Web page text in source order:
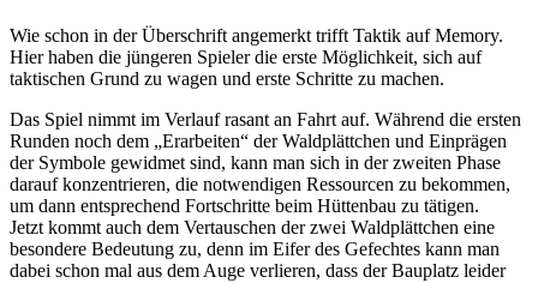
Wie schon in der Überschrift angemerkt trifft Taktik auf Memory.
Hier haben die jüngeren Spieler die erste Möglichkeit, sich auf
taktischen Grund zu wagen und erste Schritte zu machen.
Das Spiel nimmt im Verlauf rasant an Fahrt auf. Während die ersten
Runden noch dem „Erarbeiten“ der Waldplättchen und Einprägen
der Symbole gewidmet sind, kann man sich in der zweiten Phase
darauf konzentrieren, die notwendigen Ressourcen zu bekommen,
um dann entsprechend Fortschritte beim Hüttenbau zu tätigen.
Jetzt kommt auch dem Vertauschen der zwei Waldplättchen eine
besondere Bedeutung zu, denn im Eifer des Gefechtes kann man
dabei schon mal aus dem Auge verlieren, dass der Bauplatz leider